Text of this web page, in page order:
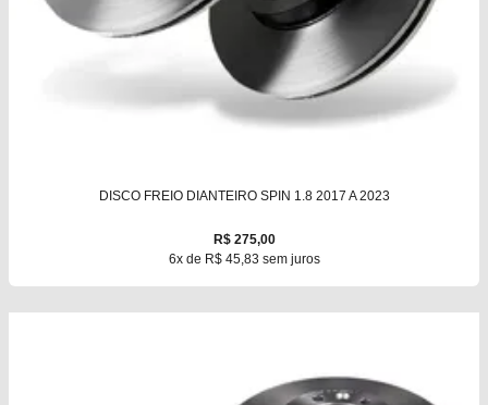
DISCO FREIO DIANTEIRO SPIN 1.8 2017 A 2023
R$ 275,00
6x de R$ 45,83 sem juros